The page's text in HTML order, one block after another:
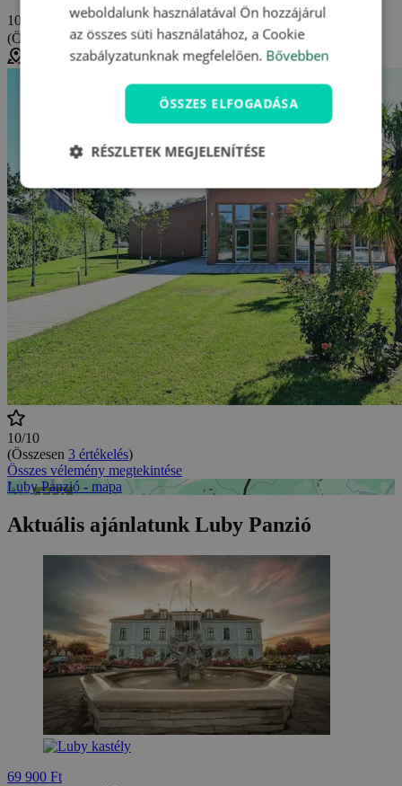
10/10
(Összesen 3 értékelés )
kiváló
Nagyar, Magyarország (Térkép megjelenítése)
10/10
(Összesen 3 értékelés)
Összes vélemény megtekintése
Luby Panzió - mapa
Aktuális ajánlatunk Luby Panzió
69 900 Ft
weboldalunk használatával Ön hozzájárul
az összes süti használatához, a Cookie
szabályzatunknak megfelelően. Bővebben
ÖSSZES ELFOGADÁSA
RÉSZLETEK MEGJELENÍTÉSE